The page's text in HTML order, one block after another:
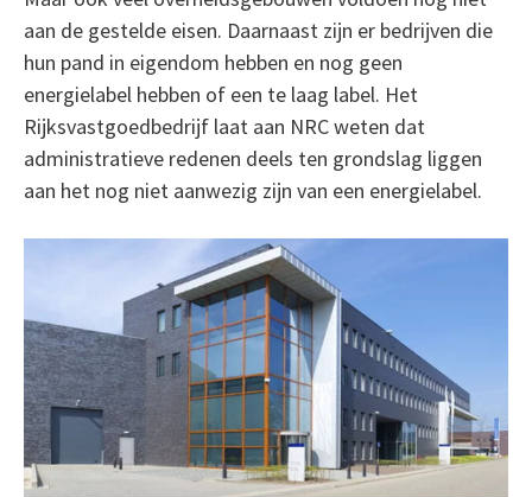
aan de gestelde eisen. Daarnaast zijn er bedrijven die
hun pand in eigendom hebben en nog geen
energielabel hebben of een te laag label. Het
Rijksvastgoedbedrijf laat aan NRC weten dat
administratieve redenen deels ten grondslag liggen
aan het nog niet aanwezig zijn van een energielabel.